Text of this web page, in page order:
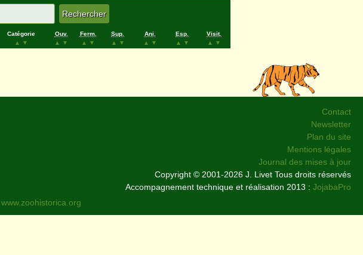
Catégorie
▲
▼
Ouv.
▲
▼
Ferm.
▲
▼
Sup.
▲
▼
Ani.
▲
▼
Esp.
▲
▼
Visit.
▲
▼
Contact
Newsletter
Plan du site
Mentions légales
Journal des mises à jour
Copyright © 2001-2026 J. Livet Tous droits réservés
Accompagnement technique et réalisation 2013 : JojabaPro
www.zoohistorica.org